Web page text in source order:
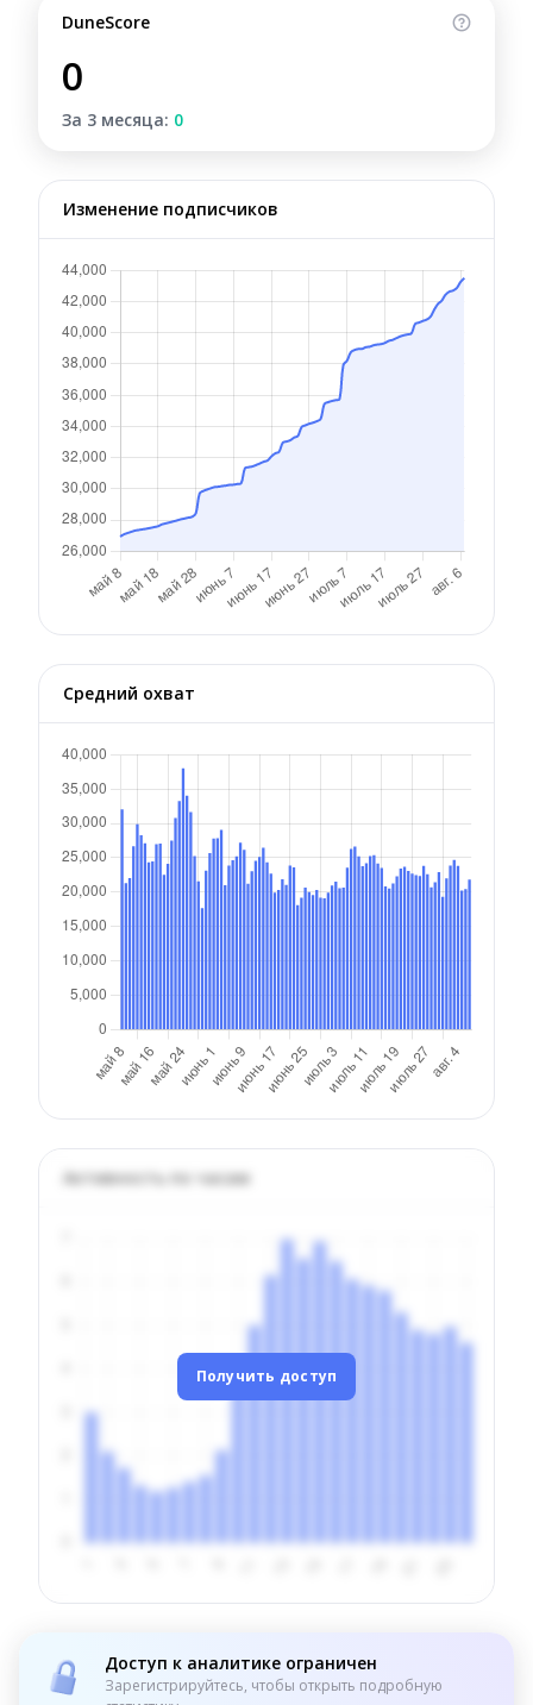
DuneScore
0
За 3 месяца: 0
Изменение подписчиков
Средний охват
Активность по часам
Получить доступ
Доступ к аналитике ограничен
Зарегистрируйтесь, чтобы открыть подробную